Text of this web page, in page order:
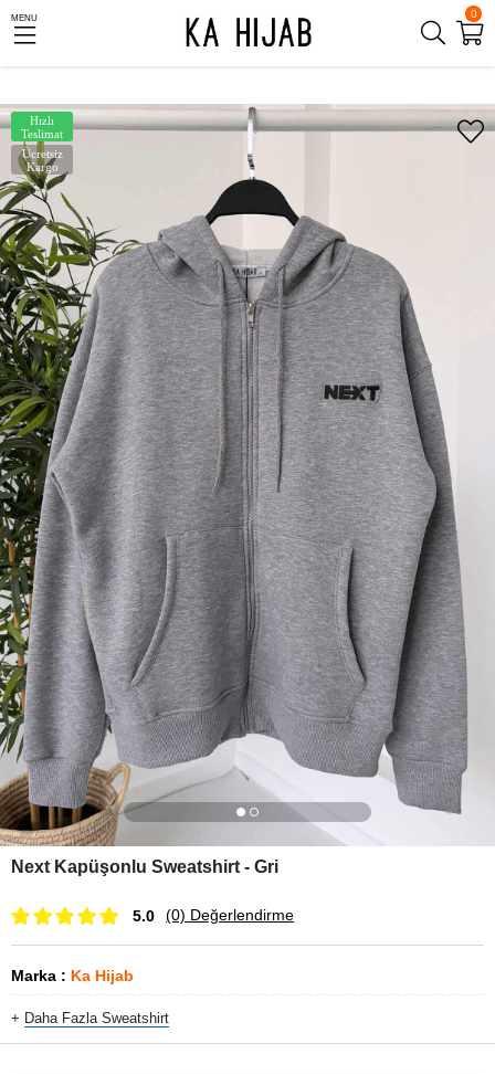
0
MENU
Ücretsiz
Kargo
Hızlı
Teslimat
Next Kapüşonlu Sweatshirt - Gri
5.0 (0) Değerlendirme
Marka : Ka Hijab
+ Daha Fazla Sweatshirt